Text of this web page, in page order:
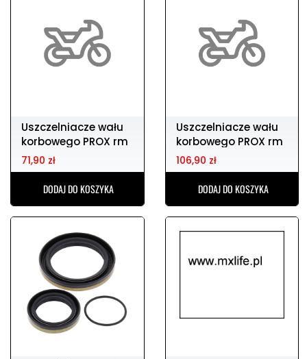
Uszczelniacze wału
korbowego PROX rm
80/125
71,90 zł
DODAJ DO KOSZYKA
Uszczelniacze wału
korbowego PROX rm
250 94-95
106,90 zł
DODAJ DO KOSZYKA